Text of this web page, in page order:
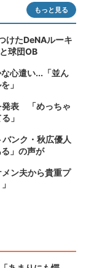
もっと見る
けたDeNAルーキ
球団OB
心遣い...「並ん
」
発表 「めっちゃ
」
ンク・秋広優人
」の声が
ン夫から貴重プ